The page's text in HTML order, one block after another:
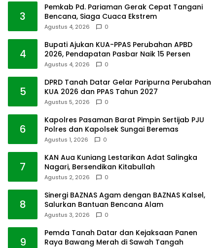
3
Pemkab Pd. Pariaman Gerak Cepat Tangani
Bencana, Siaga Cuaca Ekstrem
Agustus 4, 2026 0
4
Bupati Ajukan KUA-PPAS Perubahan APBD
2026, Pendapatan Pasbar Naik 15 Persen
Agustus 4, 2026 0
5
DPRD Tanah Datar Gelar Paripurna Perubahan
KUA 2026 dan PPAS Tahun 2027
Agustus 5, 2026 0
6
Kapolres Pasaman Barat Pimpin Sertijab PJU
Polres dan Kapolsek Sungai Beremas
Agustus 1, 2026 0
7
KAN Aua Kuniang Lestarikan Adat Salingka
Nagari, Bersendikan Kitabullah
Agustus 2, 2026 0
8
Sinergi BAZNAS Agam dengan BAZNAS Kalsel,
Salurkan Bantuan Bencana Alam
Agustus 3, 2026 0
9
Pemda Tanah Datar dan Kejaksaan Panen
Raya Bawang Merah di Sawah Tangah